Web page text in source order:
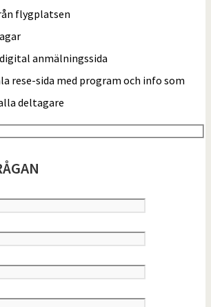
flygplatsen
anmälningssida
rese-sida med program och info som
deltagare